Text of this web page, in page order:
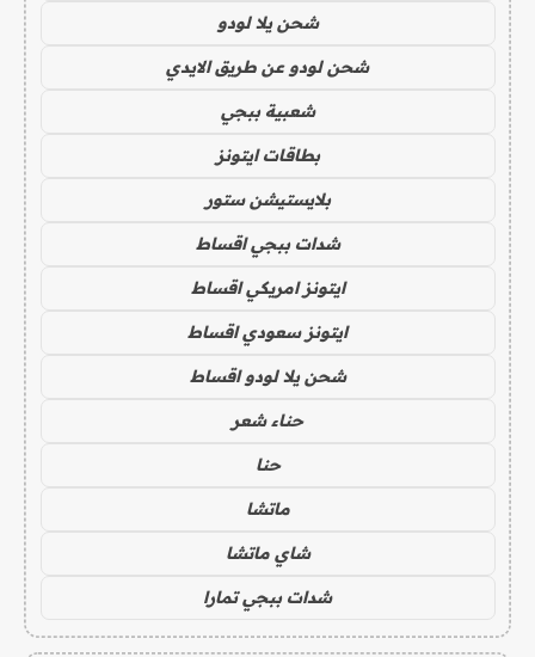
شحن يلا لودو
شحن لودو عن طريق الايدي
شعبية ببجي
بطاقات ايتونز
بلايستيشن ستور
شدات ببجي اقساط
ايتونز امريكي اقساط
ايتونز سعودي اقساط
شحن يلا لودو اقساط
حناء شعر
حنا
ماتشا
شاي ماتشا
شدات ببجي تمارا